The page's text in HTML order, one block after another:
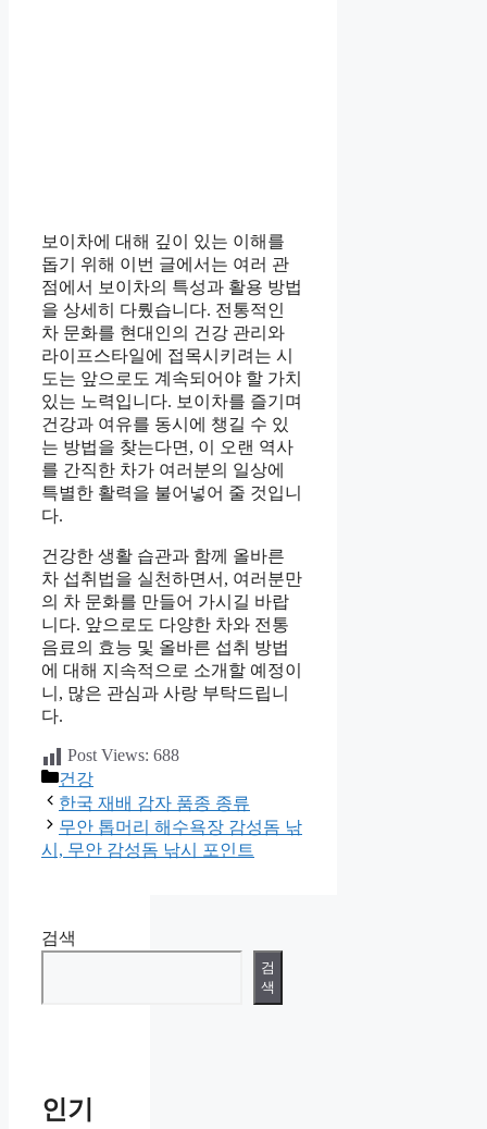
보이차에 대해 깊이 있는 이해를
돕기 위해 이번 글에서는 여러 관
점에서 보이차의 특성과 활용 방법
을 상세히 다뤘습니다. 전통적인
차 문화를 현대인의 건강 관리와
라이프스타일에 접목시키려는 시
도는 앞으로도 계속되어야 할 가치
있는 노력입니다. 보이차를 즐기며
건강과 여유를 동시에 챙길 수 있
는 방법을 찾는다면, 이 오랜 역사
를 간직한 차가 여러분의 일상에
특별한 활력을 불어넣어 줄 것입니
다.
건강한 생활 습관과 함께 올바른
차 섭취법을 실천하면서, 여러분만
의 차 문화를 만들어 가시길 바랍
니다. 앞으로도 다양한 차와 전통
음료의 효능 및 올바른 섭취 방법
에 대해 지속적으로 소개할 예정이
니, 많은 관심과 사랑 부탁드립니
다.
Post Views: 688
카
테
고
리
건강
한국 재배 감자 품종 종류
무안 톱머리 해수욕장 감성돔 낚
시, 무안 감성돔 낚시 포인트
검색
검
색
인기